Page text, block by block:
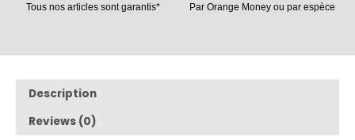
Tous nos articles sont garantis* Par Orange Money ou par espèce
Description
Reviews (0)